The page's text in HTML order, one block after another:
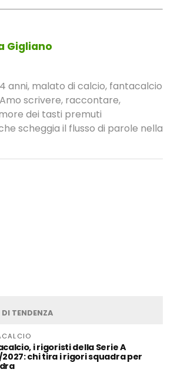
Gigliano
anni, malato di calcio, fantacalcio
scrivere, raccontare,
dei tasti premuti
scheggia il flusso di parole nella
DI TENDENZA
i rigoristi della Serie A
2027: chi tira i rigori squadra per